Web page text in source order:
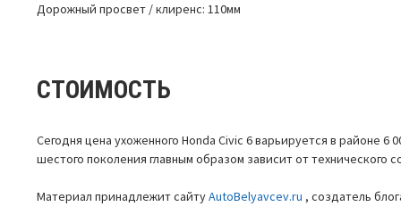
Дорожный просвет / клиренс: 110мм
СТОИМОСТЬ
Сегодня цена ухоженного Honda Civic 6 варьируется в районе 6
шестого поколения главным образом зависит от технического
Материал принадлежит сайтуAutoBelyavcev.ru , создатель